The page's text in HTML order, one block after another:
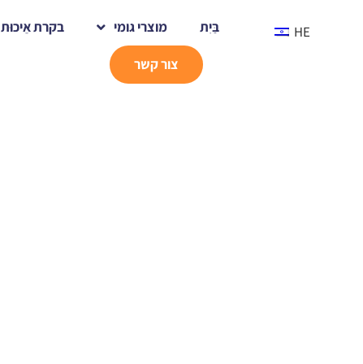
בַּיִת מוצרי גומי בקרת אֵיכוּת
צור קשר
HE